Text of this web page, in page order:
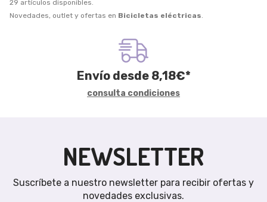
29 artículos disponibles.
Novedades, outlet y ofertas en Bicicletas eléctricas.
Envío desde 8,18€*
consulta condiciones
NEWSLETTER
Suscríbete a nuestro newsletter para recibir ofertas y
novedades exclusivas.